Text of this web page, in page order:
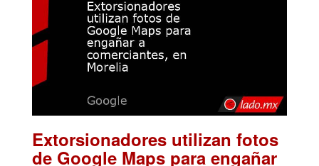
Extorsionadores utilizan fotos
de Google Maps para engañar